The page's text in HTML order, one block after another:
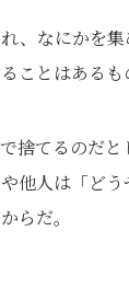
、なにかを
ことはあるも
捨てるのだ
他人は「ど
らだ。